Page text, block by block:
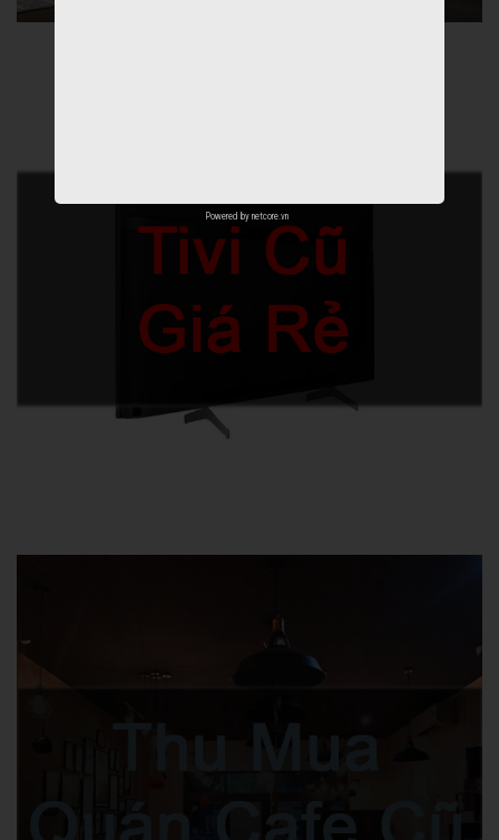
Powered by netcore.vn